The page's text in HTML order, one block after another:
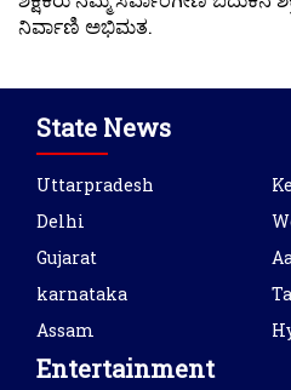
ನಿರ್ವಾಣಿ ಅಭಿಮತ.
State News
Uttarpradesh
Delhi
Gujarat
karnataka
Assam
Entertainment